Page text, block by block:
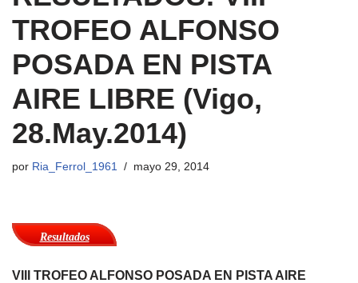
TROFEO ALFONSO
POSADA EN PISTA
AIRE LIBRE (Vigo,
28.May.2014)
por Ria_Ferrol_1961 mayo 29, 2014
Resultados
VIII TROFEO ALFONSO POSADA EN PISTA AIRE